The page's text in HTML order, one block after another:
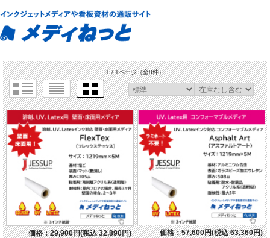
1 / 1ページ（全8件）
価格：29,900円(税込 32,890円) 価格：57,600円(税込 63,360円)